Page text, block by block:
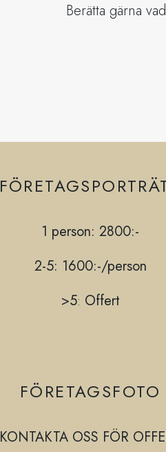
Berätta gärna
1 person: 2800:-
2-5: 1600:-/person
>5: Offert
FÖRETAGSFOTO
KONTAKTA OSS FÖR